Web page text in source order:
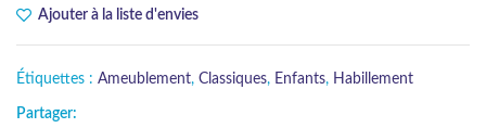
Ajouter à la liste d'envies
Étiquettes : Ameublement, Classiques, Enfants, Habillement
Partager: